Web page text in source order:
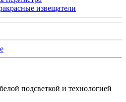
извещатели
подсветкой и технологией